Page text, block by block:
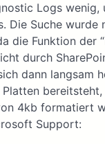
Logs wenig,
Die Suche wurde
die Funktion der
durch
dann langsam
4kb formatiert
Support: